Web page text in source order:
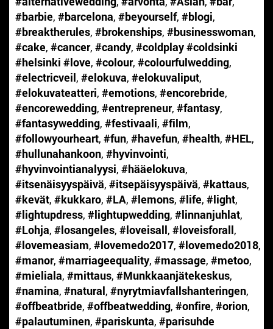
#barbie, #barcelona, #beyourself, #blogi,
#breaktherules, #brokenships, #businesswoman,
#cake, #cancer, #candy, #coldplay #coldsinki
#helsinki #love, #colour, #colourfulwedding,
#electricveil, #elokuva, #elokuvaliput,
#elokuvateatteri, #emotions, #encorebride,
#encorewedding, #entrepreneur, #fantasy,
#fantasywedding, #festivaali, #film,
#followyourheart, #fun, #havefun, #health, #HEL,
#hullunahankoon, #hyvinvointi,
#hyvinvointianalyysi, #hääelokuva,
#itsenäisyyspäivä, #itsepäisyyspäivä, #kattaus,
#kevät, #kukkaro, #LA, #lemons, #life, #light,
#lightupdress, #lightupwedding, #linnanjuhlat,
#Lohja, #losangeles, #loveisall, #loveisforall,
#lovemeasiam, #lovemedo2017, #lovemedo2018,
#manor, #marriageequality, #massage, #metoo,
#mieliala, #mittaus, #Munkkaanjätekeskus,
#namina, #natural, #nyrytmiavfallshanteringen,
#offbeatbride, #offbeatwedding, #onfire, #orion,
#palautuminen, #pariskunta, #parisuhde